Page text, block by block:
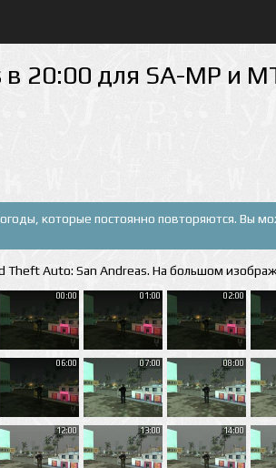
20:00 для SA-MP и
которые постоянно повторяются. Вы
Theft Auto: San Andreas. На большом
00:00 01:00 02:00
06:00 07:00 08:00
12:00 13:00 14:00